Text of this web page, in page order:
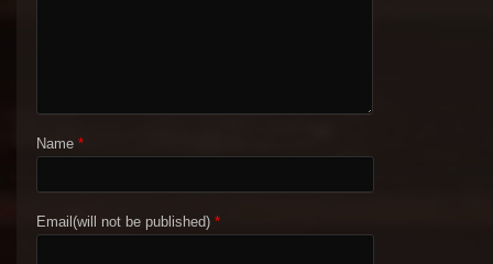
Name *
Email(will not be published) *